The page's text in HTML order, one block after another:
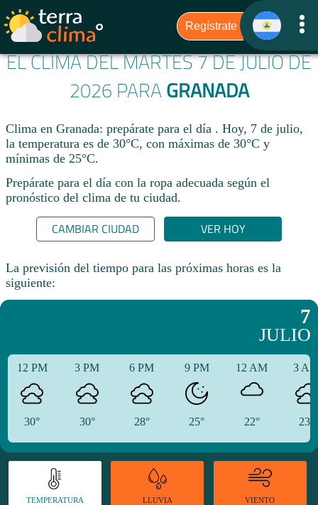
EL CLIMA DEL MARTES 7 DE JULIO DE
2026 PARA GRANADA
Clima en Granada: prepárate para el día . Hoy, 7 de julio,
la temperatura es de 30°C, con máximas de 30°C y
mínimas de 25°C.
Prepárate para el día con la ropa adecuada según el
pronóstico del clima de tu ciudad.​
CAMBIAR CIUDAD VER HOY
La previsión del tiempo para las próximas horas es la
siguiente:
7
JULIO
12 PM
30°
3 PM
30°
6 PM
28°
9 PM
25°
12 AM
22°
3
23°
TEMPERATURA LLUVIA VIENTO